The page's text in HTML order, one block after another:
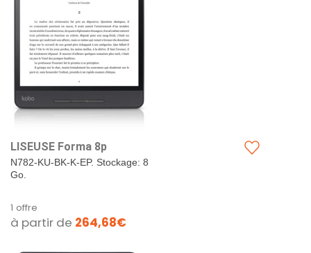
LISEUSE Forma 8p
N782-KU-BK-K-EP. Stockage: 8
Go.
1 offre
à partir de 264,68€